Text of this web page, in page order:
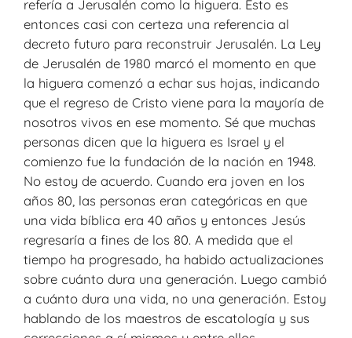
refería a Jerusalén como la higuera. Esto es
entonces casi con certeza una referencia al
decreto futuro para reconstruir Jerusalén. La Ley
de Jerusalén de 1980 marcó el momento en que
la higuera comenzó a echar sus hojas, indicando
que el regreso de Cristo viene para la mayoría de
nosotros vivos en ese momento. Sé que muchas
personas dicen que la higuera es Israel y el
comienzo fue la fundación de la nación en 1948.
No estoy de acuerdo. Cuando era joven en los
años 80, las personas eran categóricas en que
una vida bíblica era 40 años y entonces Jesús
regresaría a fines de los 80. A medida que el
tiempo ha progresado, ha habido actualizaciones
sobre cuánto dura una generación. Luego cambió
a cuánto dura una vida, no una generación. Estoy
hablando de los maestros de escatología y sus